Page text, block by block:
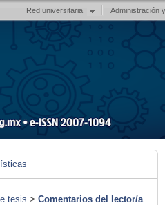
Red universitaria Administración
tesis > Comentarios del lector/a